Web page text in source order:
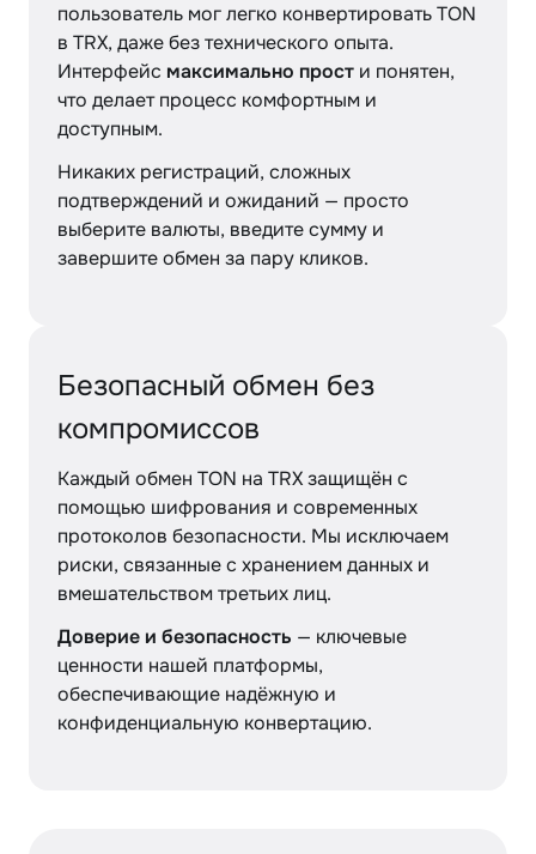
пользователь мог легко конвертировать TON
в TRX, даже без технического опыта.
Интерфейс максимально прост и понятен,
что делает процесс комфортным и
доступным.
Никаких регистраций, сложных
подтверждений и ожиданий — просто
выберите валюты, введите сумму и
завершите обмен за пару кликов.
Безопасный обмен без
компромиссов
Каждый обмен TON на TRX защищён с
помощью шифрования и современных
протоколов безопасности. Мы исключаем
риски, связанные с хранением данных и
вмешательством третьих лиц.
Доверие и безопасность — ключевые
ценности нашей платформы,
обеспечивающие надёжную и
конфиденциальную конвертацию.